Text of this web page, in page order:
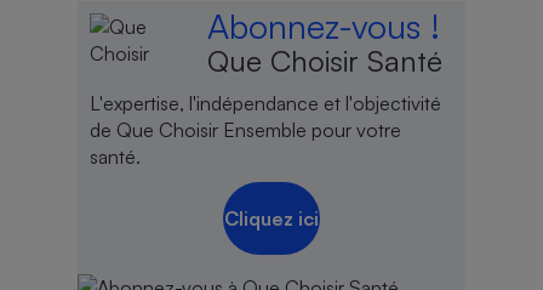
Abonnez-vous !
Que Choisir Santé
L'expertise, l'indépendance et l'objectivité
de Que Choisir Ensemble pour votre
santé.
Cliquez ici